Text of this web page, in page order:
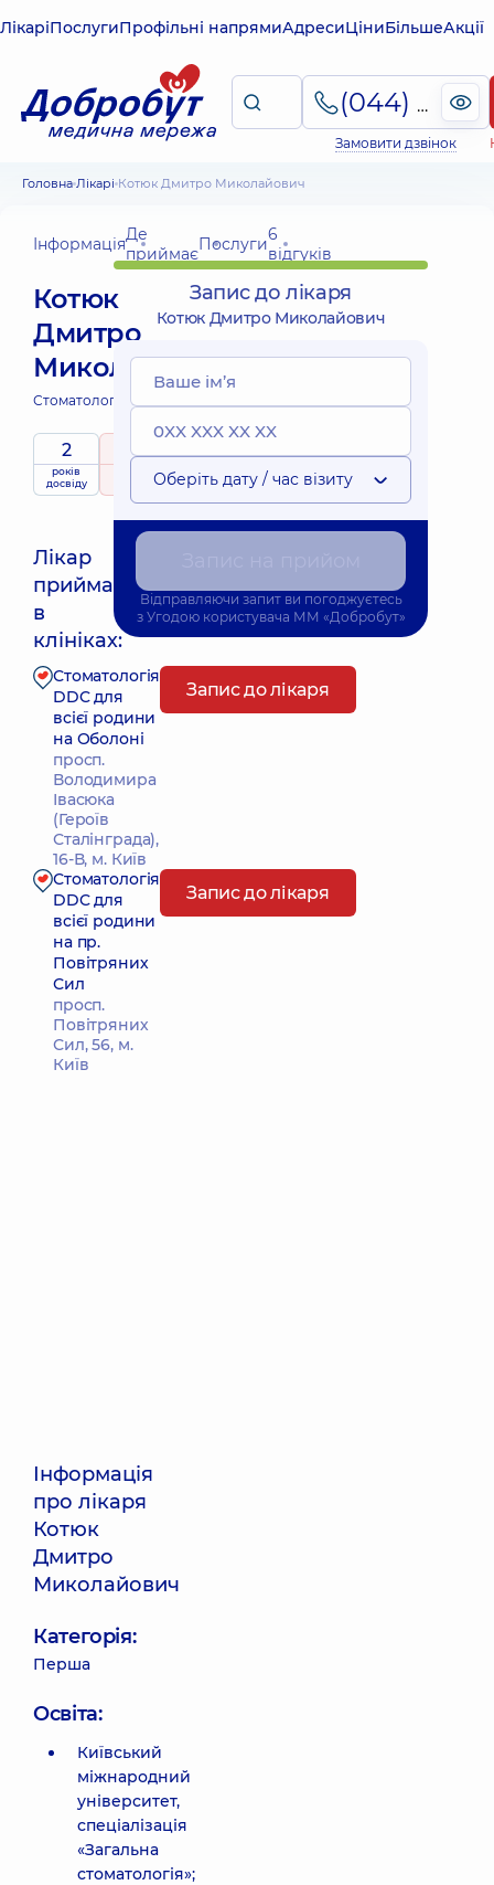
ЛікаріПослугиПрофільні напрямиАдресиЦіниБільшеАкції
(044) 495-2-888
Замовити дзвінок
Головна Лікарі Котюк Дмитро Миколайович
ІнформаціяДе
приймаєПослуги6
відгуків
Котюк
Дмитро
Миколайович
Стоматолог-терапевт;
2
років
досвіду
5 / 5
рейтингна підставі
6 відгуків
Лікар
приймає
в
клініках:
Найближчий час прийому: Завтра о 09:00
Стоматологія
DDC для
всієї родини
на Оболоні
просп.
Володимира
Івасюка
(Героїв
Сталінграда),
16-В, м. Київ
Запис до лікаря
Стоматологія
DDC для
всієї родини
на пр.
Повітряних
Сил
просп.
Повітряних
Сил, 56, м.
Київ
Запис до лікаря
Інформація
про лікаря
Котюк
Дмитро
Миколайович
Категорія:
Перша
Освіта:
Київський
міжнародний
університет,
спеціалізація
«Загальна
стоматологія»;
Запис до лікаря
Котюк Дмитро Миколайович
Оберіть дату / час візиту
Відправляючи запит ви погоджуєтесь
з Угодою користувача ММ «Добробут»